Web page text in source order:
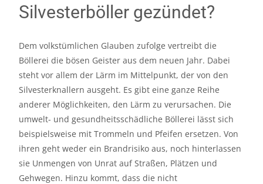
Silvesterböller gezündet?
Dem volkstümlichen Glauben zufolge vertreibt die
Böllerei die bösen Geister aus dem neuen Jahr. Dabei
steht vor allem der Lärm im Mittelpunkt, der von den
Silvesterknallern ausgeht. Es gibt eine ganze Reihe
anderer Möglichkeiten, den Lärm zu verursachen. Die
umwelt- und gesundheitsschädliche Böllerei lässt sich
beispielsweise mit Trommeln und Pfeifen ersetzen. Von
ihren geht weder ein Brandrisiko aus, noch hinterlassen
sie Unmengen von Unrat auf Straßen, Plätzen und
Gehwegen. Hinzu kommt, dass die nicht